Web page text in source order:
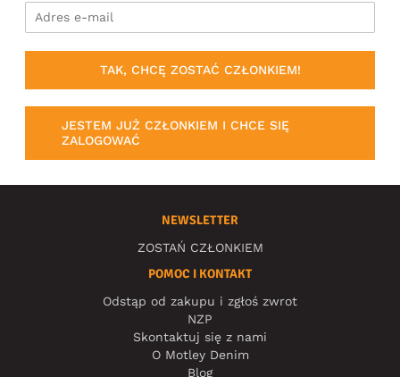
TAK, CHCĘ ZOSTAĆ CZŁONKIEM!
JESTEM JUŻ CZŁONKIEM I CHCE SIĘ
ZALOGOWAĆ
NEWSLETTER
ZOSTAŃ CZŁONKIEM
POMOC I KONTAKT
Odstąp od zakupu i zgłoś zwrot
NZP
Skontaktuj się z nami
O Motley Denim
Blog